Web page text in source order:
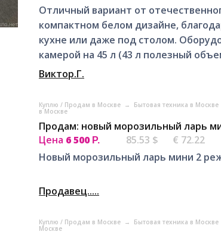
Отличный вариант от
компактном белом дизайне,
кухне или даже под столом.
камерой на 45 л (43 л полезный
Виктор.Г.
Куплю / Продам в Москве → Бытовая техника в Москве
в Москве
Продам: новый морозильный ларь
Цена 6 500 Р. 85.53 $
€ 72.22
Новый морозильный ларь мини 2
Продавец.....
Куплю / Продам в Москве → Бытовая техника в Москве
Москве